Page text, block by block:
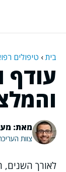
בית› טיפולים
מאת:
צוות
לאורך השנים,